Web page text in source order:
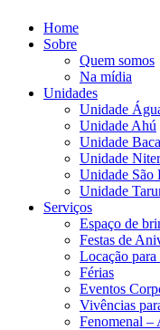
Home
Sobre
Quem somos
Na mídia
Unidades
Unidade
Unidade Ahú
Unidade
Unidade
Unidade São
Unidade
Serviços
Espaço de
Festas de
Locação para
Férias
Eventos
Vivências
Fenomenal –